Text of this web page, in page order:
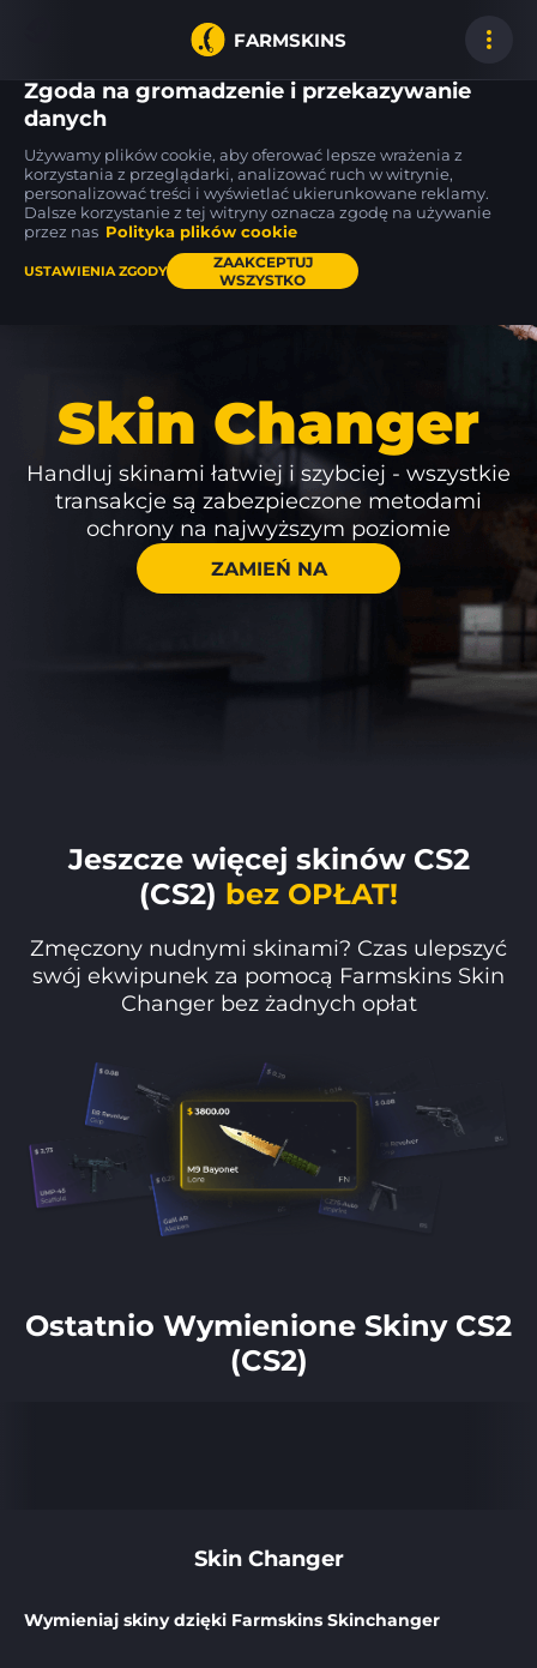
FARMSKINS
38
R8 Revolver
Junk Yard STBS 38
P90
Freight ST BS
P250
Re.built
Skin Changer
Handluj skinami łatwiej i szybciej - wszystkie
transakcje są zabezpieczone metodami
ochrony na najwyższym poziomie
ZAMIEŃ NA
Jeszcze więcej skinów CS2
(CS2) bez OPŁAT!
Zmęczony nudnymi skinami? Czas ulepszyć
swój ekwipunek za pomocą Farmskins Skin
Changer bez żadnych opłat
Ostatnio Wymienione Skiny CS2
(CS2)
Skin Changer
Wymieniaj skiny dzięki Farmskins Skinchanger
Zgoda na gromadzenie i przekazywanie
danych
Używamy plików cookie, aby oferować lepsze wrażenia z
korzystania z przeglądarki, analizować ruch w witrynie,
personalizować treści i wyświetlać ukierunkowane reklamy.
Dalsze korzystanie z tej witryny oznacza zgodę na używanie
przez nas Polityka plików cookie
USTAWIENIA ZGODY
ZAAKCEPTUJ
WSZYSTKO